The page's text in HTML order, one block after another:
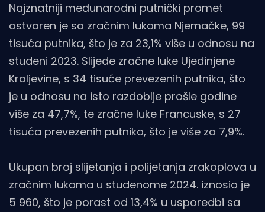
Najznatniji međunarodni putnički promet
ostvaren je sa zračnim lukama Njemačke, 99
tisuća putnika, što je za 23,1% više u odnosu na
studeni 2023. Slijede zračne luke Ujedinjene
Kraljevine, s 34 tisuće prevezenih putnika, što
je u odnosu na isto razdoblje prošle godine
više za 47,7%, te zračne luke Francuske, s 27
tisuća prevezenih putnika, što je više za 7,9%.
Ukupan broj slijetanja i polijetanja zrakoplova u
zračnim lukama u studenome 2024. iznosio je
5 960, što je porast od 13,4% u usporedbi sa